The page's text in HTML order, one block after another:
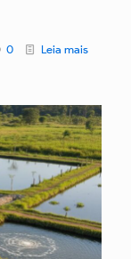
0 Leia mais